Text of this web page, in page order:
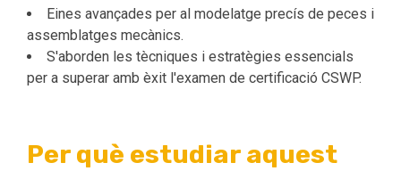
Eines avançades per al modelatge precís de peces i
assemblatges mecànics.
S'aborden les tècniques i estratègies essencials
per a superar amb èxit l'examen de certificació CSWP.
Per què estudiar aquest